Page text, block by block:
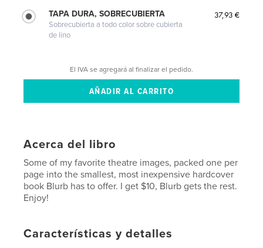
TAPA DURA, SOBRECUBIERTA
Sobrecubierta a todo color sobre cubierta
de lino
37,93 €
El IVA se agregará al finalizar el pedido.
Acerca del libro
Some of my favorite theatre images, packed one per
page into the smallest, most inexpensive hardcover
book Blurb has to offer. I get $10, Blurb gets the rest.
Enjoy!
Características y detalles